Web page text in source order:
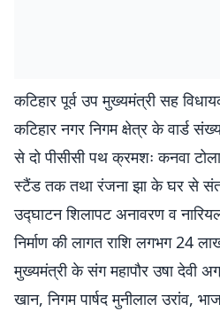
कटिहार पूर्व उप मुख्यमंत्री सह
कटिहार नगर निगम क्षेत्र के वार्ड
से दो पीसीसी पथ क्रमशः कनवा
स्टैंड तक तथा रंजना झा के घर से
उद्घाटन शिलापट अनावरण व
निर्माण की लागत राशि लगभग 24
मुख्यमंत्री के संग महापौर उषा देवी
खान, निगम पार्षद मुनीलाल उरांव,